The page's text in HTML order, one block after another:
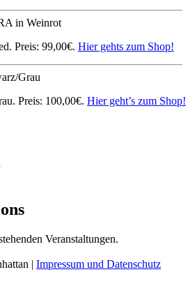
Preis: 99,00€. Hier gehts zum Shop!
Preis: 100,00€. Hier geht’s zum Shop!
Veranstaltungen.
| Impressum und Datenschutz